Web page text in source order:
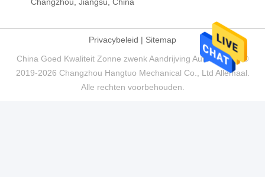
Privacybeleid | Sitemap
China Goed Kwaliteit Zonne zwenk Aandrijving Auteursrecht ©
2019-2026 Changzhou Hangtuo Mechanical Co., Ltd Allemaal.
Alle rechten voorbehouden.